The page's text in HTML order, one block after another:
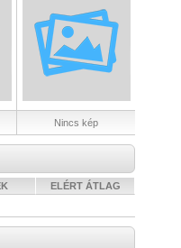
Nincs kép
ELÉRT ÁTLAG